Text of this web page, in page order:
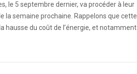
le 5 septembre dernier, va procéder à leur
la semaine prochaine. Rappelons que cette
hausse du coût de l’énergie, et notamment